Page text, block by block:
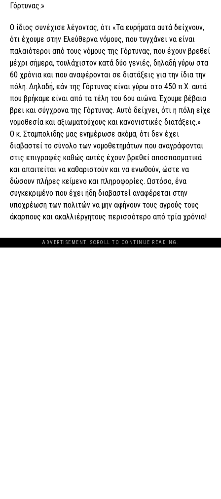
Γόρτυνας.»
Ο ίδιος συνέχισε λέγοντας, ότι «Τα ευρήματα αυτά δείχνουν,
ότι έχουμε στην Ελεύθερνα νόμους, που τυγχάνει να είναι
παλαιότεροι από τους νόμους της Γόρτυνας, που έχουν βρεθεί
μέχρι σήμερα, τουλάχιστον κατά δύο γενιές, δηλαδή γύρω στα
60 χρόνια και που αναφέρονται σε διατάξεις για την ίδια την
πόλη. Δηλαδή, εάν της Γόρτυνας είναι γύρω στο 450 π.Χ. αυτά
που βρήκαμε είναι από τα τέλη του 6ου αιώνα. Έχουμε βέβαια
βρει και σύγχρονα της Γόρτυνας. Αυτό δείχνει, ότι η πόλη είχε
νομοθεσία και αξιωματούχους και κανονιστικές διατάξεις.»
Ο κ. Σταμπολιδης μας ενημέρωσε ακόμα, ότι δεν έχει
διαβαστεί το σύνολο των νομοθετημάτων που αναγράφονται
στις επιγραφές καθώς αυτές έχουν βρεθεί αποσπασματικά
και απαιτείται να καθαριστούν και να ενωθούν, ώστε να
δώσουν πλήρες κείμενο και πληροφορίες. Ωστόσο, ένα
συγκεκριμένο που έχει ήδη διαβαστεί αναφέρεται στην
υποχρέωση των πολιτών να μην αφήνουν τους αγρούς τους
άκαρπους και ακαλλιέργητους περισσότερο από τρία χρόνια!
ADVERTISEMENT. SCROLL TO CONTINUE READING.